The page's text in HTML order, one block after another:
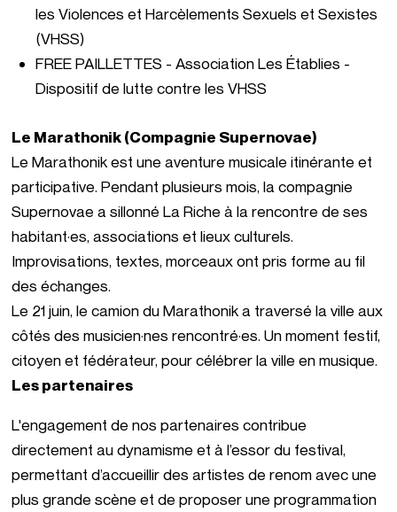
les Violences et Harcèlements Sexuels et Sexistes
(VHSS)
FREE PAILLETTES - Association Les Établies -
Dispositif de lutte contre les VHSS
Le Marathonik (Compagnie Supernovae)
Le Marathonik est une aventure musicale itinérante et
participative. Pendant plusieurs mois, la compagnie
Supernovae a sillonné La Riche à la rencontre de ses
habitant·es, associations et lieux culturels.
Improvisations, textes, morceaux ont pris forme au fil
des échanges.
Le 21 juin, le camion du Marathonik a traversé la ville aux
côtés des musicien·nes rencontré·es. Un moment festif,
citoyen et fédérateur, pour célébrer la ville en musique.
Les partenaires
L'engagement de nos partenaires contribue
directement au dynamisme et à l’essor du festival,
permettant d’accueillir des artistes de renom avec une
plus grande scène et de proposer une programmation